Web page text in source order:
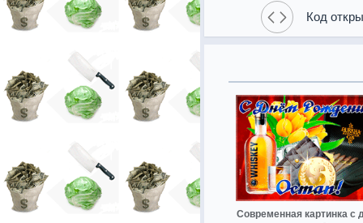
Код
Современная картинка с